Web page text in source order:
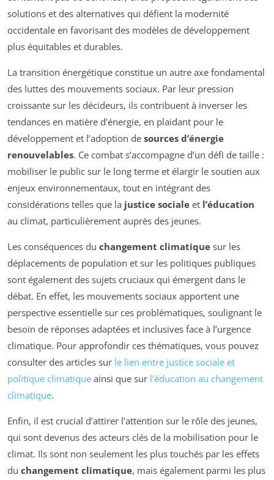
solutions et des alternatives qui défient la modernité
occidentale en favorisant des modèles de développement
plus équitables et durables.
La transition énergétique constitue un autre axe fondamental
des luttes des mouvements sociaux. Par leur pression
croissante sur les décideurs, ils contribuent à inverser les
tendances en matière d’énergie, en plaidant pour le
développement et l’adoption de sources d’énergie
renouvelables. Ce combat s’accompagne d’un défi de taille :
mobiliser le public sur le long terme et élargir le soutien aux
enjeux environnementaux, tout en intégrant des
considérations telles que la justice sociale et l’éducation
au climat, particulièrement auprès des jeunes.
Les conséquences du changement climatique sur les
déplacements de population et sur les politiques publiques
sont également des sujets cruciaux qui émergent dans le
débat. En effet, les mouvements sociaux apportent une
perspective essentielle sur ces problématiques, soulignant le
besoin de réponses adaptées et inclusives face à l’urgence
climatique. Pour approfondir ces thématiques, vous pouvez
consulter des articles sur le lien entre justice sociale et
politique climatique ainsi que sur l’éducation au changement
climatique.
Enfin, il est crucial d’attirer l’attention sur le rôle des jeunes,
qui sont devenus des acteurs clés de la mobilisation pour le
climat. Ils sont non seulement les plus touchés par les effets
du changement climatique, mais également parmi les plus